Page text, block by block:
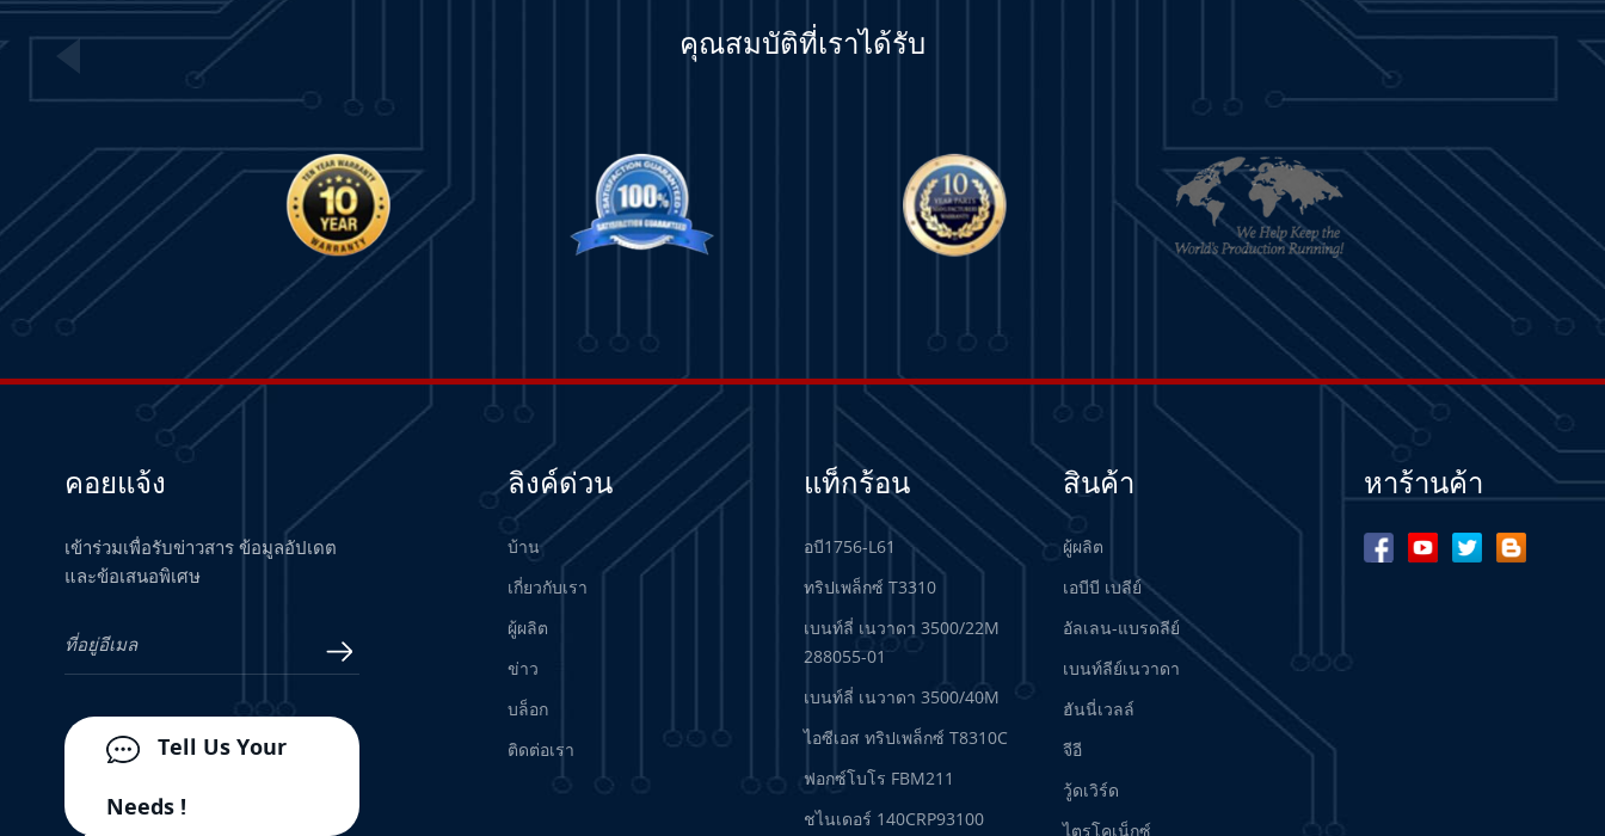
21000-28-05-15-027-01-02
Proximity Probe Housing
Assembly / Bently Nevada
อ่านเพิ่มเติม
Drive
อ่านเพิ่มเติม
VIBRO METER TQ403 111-
403-000-012 Proximity
Measurement System
อ่านเพิ่มเติม
24701-28-05-00-038-04-02
Proximity Probe Housing
Assembly / Bently Nevada
อ่านเพิ่มเติม
H7506 Hima Bus Terminal
อ่านเพิ่มเติม
402-000-012 A1-B1-D000-
E010-F0-G000-H05
Proximity Measurement
330101-30-60-10-02-05
เรียนรู้เพิ่มเติม เรียนรู้เพิ่มเติม เรียนรู้เพิ่มเติม
คุณสมบัติที่เราได้รับ
คอยแจ้ง
เข้าร่วมเพื่อรับข่าวสาร ข้อมูลอัปเดต
และข้อเสนอพิเศษ
Tell Us Your
Needs !
ลิงค์ด่วน
บ้าน
เกี่ยวกับเรา
ผู้ผลิต
ข่าว
บล็อก
ติดต่อเรา
แท็กร้อน
อบี1756-L61
ทริปเพล็กซ์ T3310
เบนท์ลี่ เนวาดา 3500/22M
288055-01
เบนท์ลี่ เนวาดา 3500/40M
ไอซีเอส ทริปเพล็กซ์ T8310C
ฟอกซ์โบโร FBM211
ชไนเดอร์ 140CRP93100
สินค้า
ผู้ผลิต
เอบีบี เบลีย์
อัลเลน-แบรดลีย์
เบนท์ลีย์เนวาดา
ฮันนี่เวลล์
จีอี
วู้ดเวิร์ด
ไตรโคเน็กซ์
หาร้านค้า